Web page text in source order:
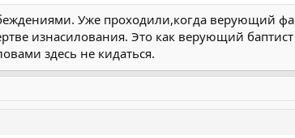
Уже проходили,когда верующий
изнасилования. Это как верующий баптист
здесь не кидаться.